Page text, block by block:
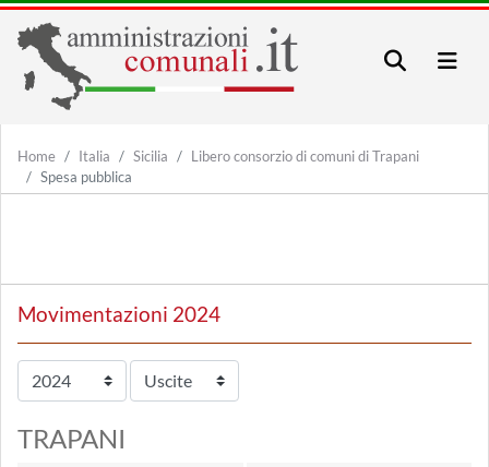
Home Italia Sicilia
Libero consorzio di comuni di Trapani
Spesa pubblica
Movimentazioni 2024
TRAPANI